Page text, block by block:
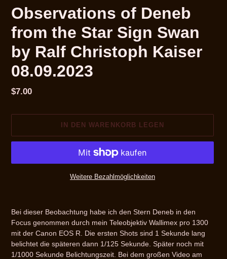
Observations of Deneb
from the Star Sign Swan
by Ralf Christoph Kaiser
08.09.2023
Normaler
$7.00
IN DEN WARENKORB LEGEN
Weitere Bezahlmöglichkeiten
Warenkorb
Bei dieser Beobachtung habe ich den Stern Deneb in den
Focus genommen durch mein Teleobjektiv Wallimex pro 1300
mit der Canon EOS R. Die ersten Shots sind 1 Sekunde lang
belichtet die späteren dann 1/125 Sekunde. Später noch mit
1/1000 Sekunde Belichtungszeit. Bei dem großen Video am